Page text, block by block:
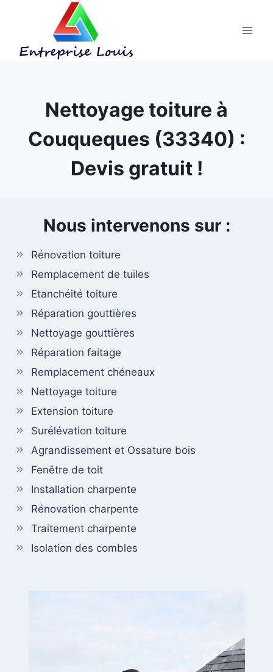
Nettoyage toiture à
Couqueques (33340) :
Devis gratuit !
Nous intervenons sur :
Rénovation toiture
Remplacement de tuiles
Etanchéité toiture
Réparation gouttières
Nettoyage gouttières
Réparation faitage
Remplacement chéneaux
Nettoyage toiture
Extension toiture
Surélévation toiture
Agrandissement et Ossature bois
Fenêtre de toit
Installation charpente
Rénovation charpente
Traitement charpente
Isolation des combles